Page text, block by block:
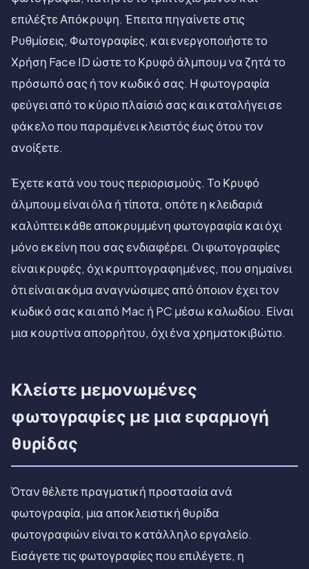
επιλέξτε Απόκρυψη. Έπειτα πηγαίνετε στις
Ρυθμίσεις, Φωτογραφίες, και ενεργοποιήστε το
Χρήση Face ID ώστε το Κρυφό άλμπουμ να ζητά το
πρόσωπό σας ή τον κωδικό σας. Η φωτογραφία
φεύγει από το κύριο πλαίσιό σας και καταλήγει σε
φάκελο που παραμένει κλειστός έως ότου τον
ανοίξετε.
Έχετε κατά νου τους περιορισμούς. Το Κρυφό
άλμπουμ είναι όλα ή τίποτα, οπότε η κλειδαριά
καλύπτει κάθε αποκρυμμένη φωτογραφία και όχι
μόνο εκείνη που σας ενδιαφέρει. Οι φωτογραφίες
είναι κρυφές, όχι κρυπτογραφημένες, που σημαίνει
ότι είναι ακόμα αναγνώσιμες από όποιον έχει τον
κωδικό σας και από Mac ή PC μέσω καλωδίου. Είναι
μια κουρτίνα απορρήτου, όχι ένα χρηματοκιβώτιο.
Κλείστε μεμονωμένες
φωτογραφίες με μια εφαρμογή
θυρίδας
Όταν θέλετε πραγματική προστασία ανά
φωτογραφία, μια αποκλειστική θυρίδα
φωτογραφιών είναι το κατάλληλο εργαλείο.
Εισάγετε τις φωτογραφίες που επιλέγετε, η